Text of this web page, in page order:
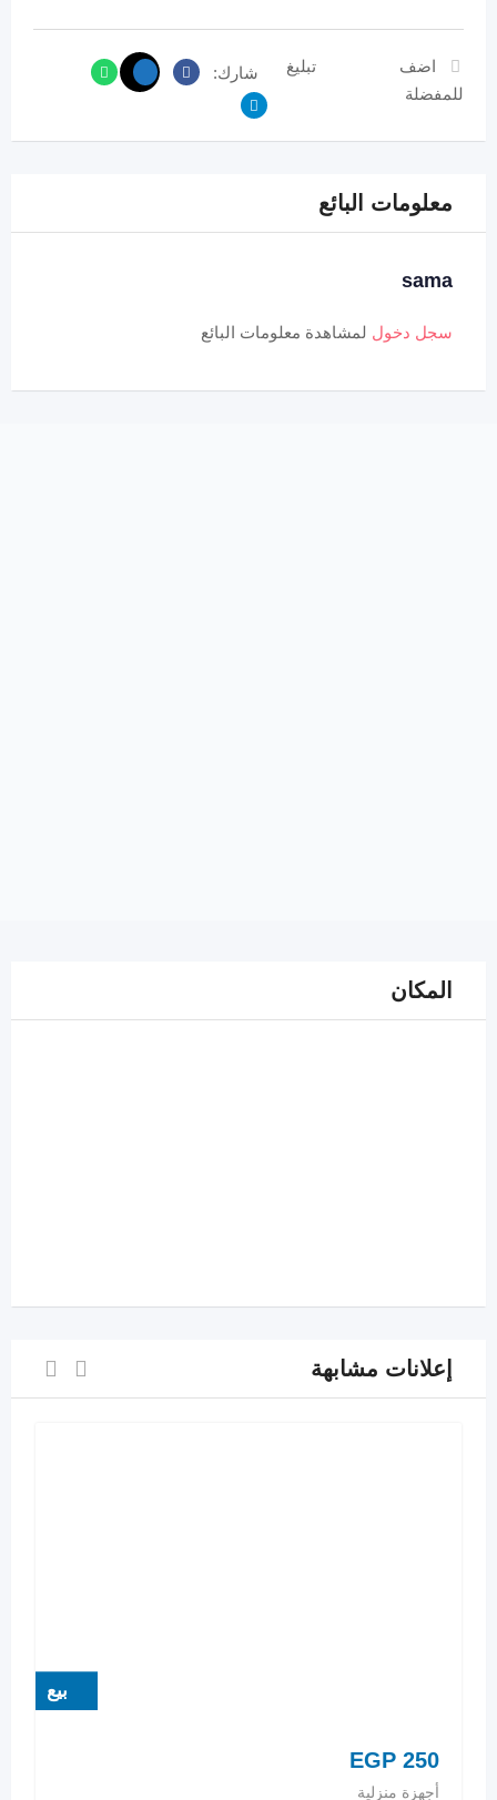
اضف
للمفضلة
تبليغ شارك:
معلومات البائع
sama
سجل دخول لمشاهدة معلومات البائع
المكان
إعلانات مشابهة
بيع
EGP 250
أجهزة منزلية